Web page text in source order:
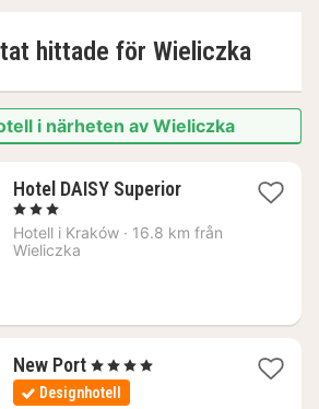
hittade för Wieliczka
i närheten av Wieliczka
Hotel DAISY Superior1
från
, 3 Stjärnor
Hotell i Kraków · 16.8 km från
Wieliczka
New Port1
natt
från
, 4 Stjärnor
Designhotell